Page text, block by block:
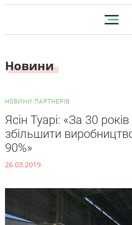
Новини
НОВИНИ ПАРТНЕРІВ
Ясін Туарі: «За 30
збільшити
90%»
26.03.2019